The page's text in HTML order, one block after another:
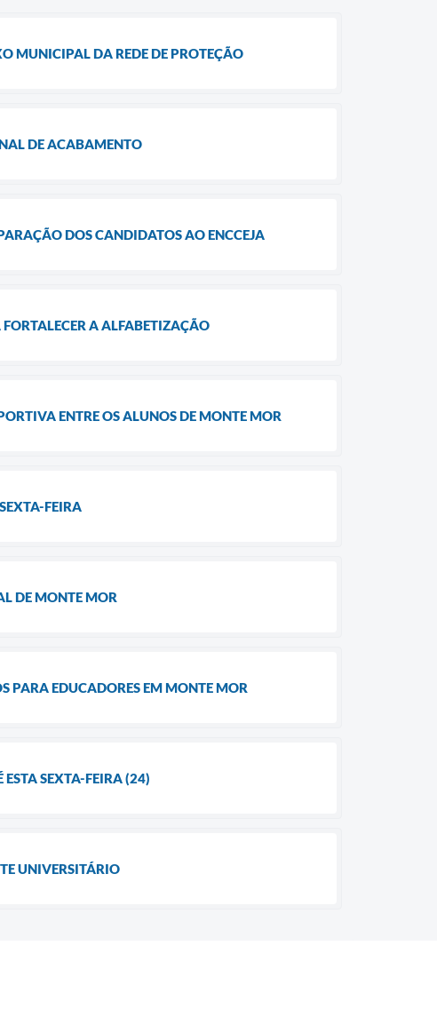
MUNICIPAL DA REDE DE PROTEÇÃO
DE ACABAMENTO
DOS CANDIDATOS AO ENCCEJA
A ALFABETIZAÇÃO
ENTRE OS ALUNOS DE MONTE MOR
FEIRA
DE MONTE MOR
PARA EDUCADORES EM MONTE MOR
SEXTA-FEIRA (24)
UNIVERSITÁRIO